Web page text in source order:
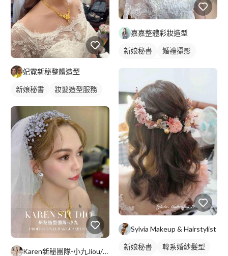
妃霓新秘整體造型
新娘秘書 妝髮造型服務
Karen新秘團隊-小九Jiou/整體造型師
嘉嘉整體彩妝造型
新娘秘書
婚禮攝影
Sylvia Makeup & Hairstylist
新娘秘書
韓系婚紗髮型